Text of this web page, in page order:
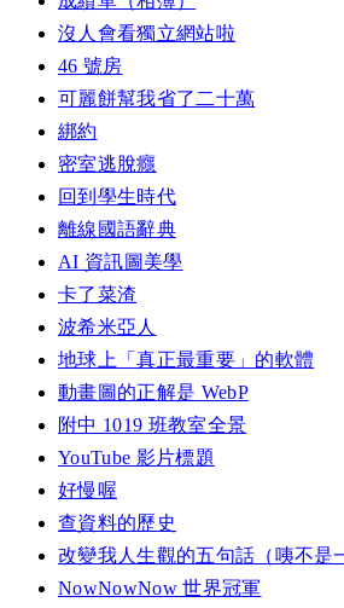
沒人會看獨立網站啦
46 號房
可麗餅幫我省了二十萬
綁約
密室逃脫癮
回到學生時代
離線國語辭典
AI 資訊圖美學
卡了菜渣
波希米亞人
地球上「真正最重要」的軟體
動畫圖的正解是 WebP
附中 1019 班教室全景
YouTube 影片標題
好慢喔
查資料的歷史
改變我人生觀的五句話（咦不
NowNowNow 世界冠軍